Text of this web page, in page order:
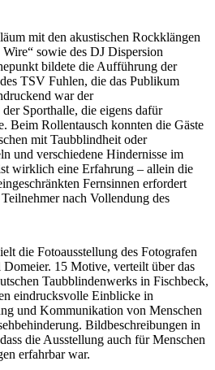
mit den akustischen Rockklängen
sowie des DJ Dispersion
bildete die Aufführung der
TSV Fuhlen, die das Publikum
war der
Sporthalle, die eigens dafür
Beim Rollentausch konnten die Gäste
mit Taubblindheit oder
und verschiedene Hindernisse im
wirklich eine Erfahrung – allein die
Fernsinnen erfordert
nach Vollendung des
die Fotoausstellung des Fotografen
15 Motive, verteilt über das
Taubblindenwerks in Fischbeck,
eindrucksvolle Einblicke in
und Kommunikation von Menschen
Bildbeschreibungen in
die Ausstellung auch für Menschen
erfahrbar war.